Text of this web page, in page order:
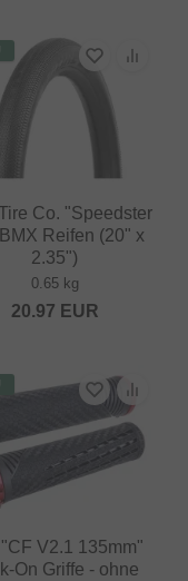
Co. "Speedster
Reifen (20" x
2.35")
0.65 kg
20.97 EUR
V2.1 135mm"
On Griffe - ohne